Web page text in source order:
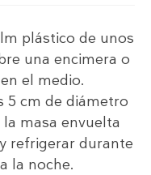
plástico de unos
una encimera o
el medio.
5 cm de diámetro
masa envuelta
refrigerar durante
la noche.